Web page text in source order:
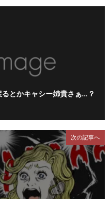
るとかキャシー姉貴さぁ…？
次の記事へ